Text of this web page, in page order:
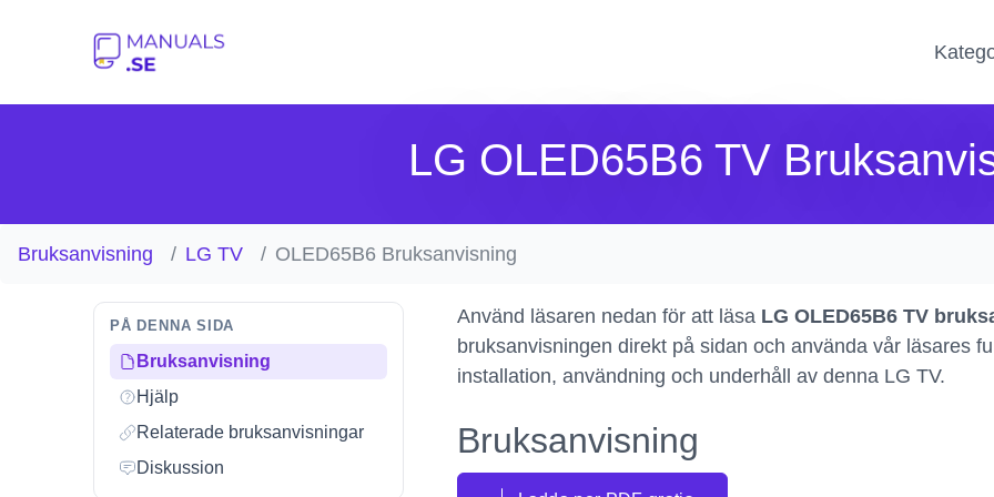
LG OLED65B6 TV
Bruksanvisning LG TV OLED65B6 Bruksanvisning
PÅ DENNA SIDA
Bruksanvisning
Hjälp
Relaterade bruksanvisningar
Diskussion
Använd läsaren nedan för att läsa LG OLED65B6 TV
bruksanvisningen direkt på sidan och använda vår läsares
installation, användning och underhåll av denna LG TV.
Bruksanvisning